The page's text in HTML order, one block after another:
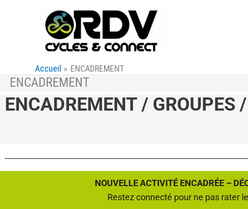
Accueil ENCADREMENT
ENCADREMENT
ENCADREMENT / GROUPES
NOUVELLE ACTIVITÉ ENCADRÉE –
Restez connecté pour ne pas rater